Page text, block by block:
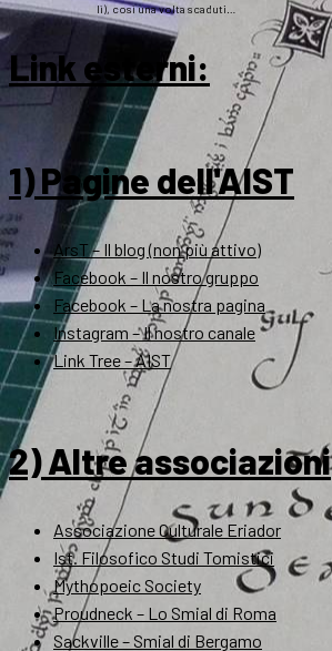
lì), così una volta scaduti…
Link esterni:
1) Pagine dell'AIST
ArsT – Il blog (non più attivo)
Facebook – Il nostro gruppo
Facebook – La nostra pagina
Instagram – Il nostro canale
Link Tree – AIST
2) Altre associazioni
Associazione Culturale Eriador
Ist. Filosofico Studi Tomistici
Mythopoeic Society
Proudneck – Lo Smial di Roma
Sackville – Smial di Bergamo